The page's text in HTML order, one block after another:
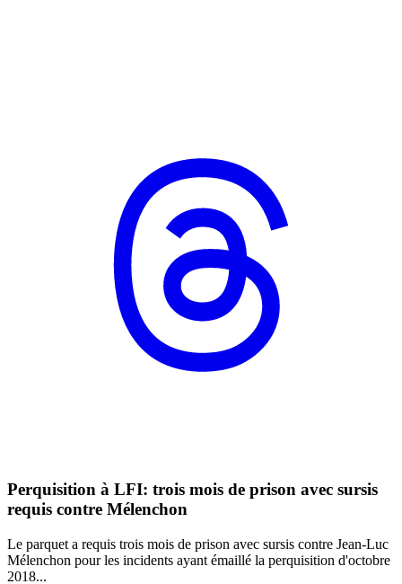
Perquisition à LFI: trois mois de prison avec sursis
requis contre Mélenchon
Le parquet a requis trois mois de prison avec sursis contre Jean-Luc
Mélenchon pour les incidents ayant émaillé la perquisition d'octobre
2018...